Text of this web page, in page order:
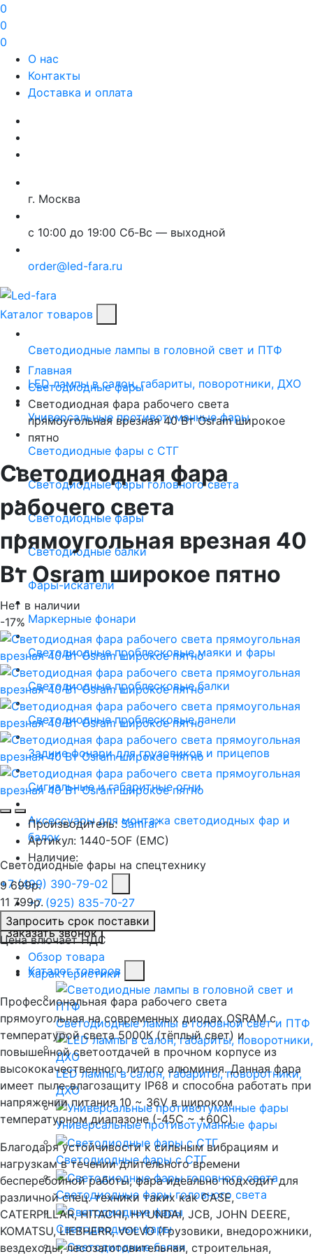
0
0
0
О нас
Контакты
Доставка и оплата
г. Москва
с 10:00 до 19:00 Сб-Вс — выходной
order@led-fara.ru
Каталог товаров
Светодиодные лампы в головной свет и ПТФ
LED лампы в салон, габариты, поворотники, ДХО
Универсальные противотуманные фары
Светодиодные фары с СТГ
Светодиодные фары головного света
Светодиодные фары
Светодиодные балки
Фары-искатели
Маркерные фонари
Светодиодные проблесковые маяки и фары
Светодиодные проблесковые балки
Светодиодные проблесковые панели
Задние фонари для грузовиков и прицепов
Сигнальные и габаритные огни
Аксессуары для монтажа светодиодных фар и
балок
Светодиодные фары на спецтехнику
+7 (499) 390-79-02
+7 (925) 835-70-27
Заказать звонок
Каталог товаров
Светодиодные лампы в головной свет и ПТФ
LED лампы в салон, габариты, поворотники,
ДХО
Универсальные противотуманные фары
Светодиодные фары с СТГ
Светодиодные фары головного света
Светодиодные фары
Главная
Светодиодные фары
Светодиодная фара рабочего света
прямоугольная врезная 40 Вт Osram широкое
пятно
Светодиодная фара
рабочего света
прямоугольная врезная 40
Вт Osram широкое пятно
Нет в наличии
-17%
Производитель: Samrai
Артикул: 1440-5OF (EMC)
Наличие:
9 699р.
11 799р.
Запросить срок поставки
Цена влючает НДС
Обзор товара
Характеристики
Профессиональная фара рабочего света
прямоугольная на современных диодах OSRAM с
температурой света 5000К (тёплый свет) и
повышенной светоотдачей в прочном корпусе из
высококачественного литого алюминия. Данная фара
имеет пыле-влагозащиту IP68 и способна работать при
напряжении питания 10 ~ 36V в широком
температурном диапазоне (-45C ~ +60C).
Благодаря устойчивости к сильным вибрациям и
нагрузкам в течении длительного времени
бесперебойной работы, фара идеально подходит для
различной спец. техники таких как CASE,
CATERPILLAR, HITACHI, HYUNDAI, JCB, JOHN DEERE,
KOMATSU, LIEBHERR, VOLVO (Грузовики, внедорожники,
вездеходы, лесозаготовительная, строительная,